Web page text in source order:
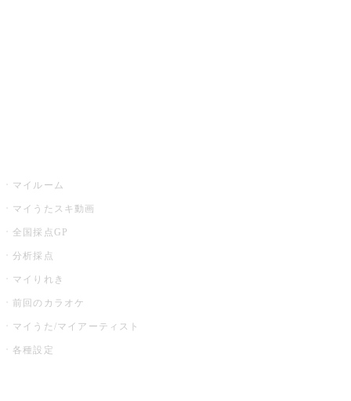
マイルーム
マイうたスキ動画
全国採点GP
分析採点
マイりれき
前回のカラオケ
マイうた/マイアーティスト
各種設定